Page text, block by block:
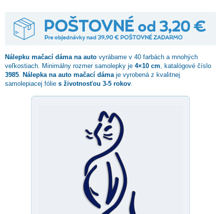
Nálepku mačací dáma na auto vyrábame v 40 farbách a mnohých
veľkostiach. Minimálny rozmer samolepky je 4×10 cm , katalógové číslo
3985
Nálepka na auto mačací dáma je vyrobená z kvalitnej
samolepiacej fólie s životnosťou 3-5 rokov